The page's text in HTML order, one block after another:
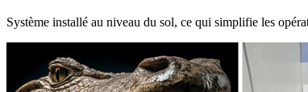
Système installé au niveau du sol, ce qui simplifie les